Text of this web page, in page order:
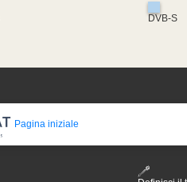
DVB-S
Pagina iniziale